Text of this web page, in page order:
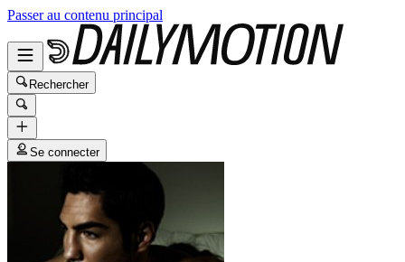
Passer au contenu principal
Rechercher
Se connecter